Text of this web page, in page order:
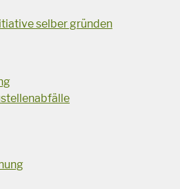
selber gründen